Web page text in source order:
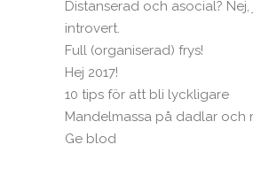
Distanserad och asocial?
introvert.
Full (organiserad) frys!
Hej 2017!
10 tips för att bli lyckligare
Mandelmassa på dadlar och
Ge blod